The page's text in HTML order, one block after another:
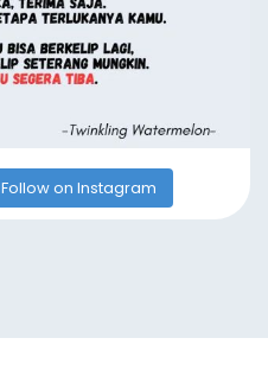
Follow on Instagram